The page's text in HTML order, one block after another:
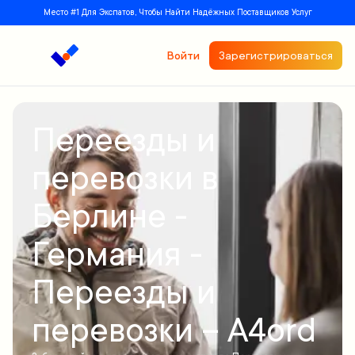
Место #1 Для Экспатов, Чтобы Найти Надёжных Поставщиков Услуг
Войти Зарегистрироваться
Переезды и
перевозки в
Берлине -
Германия -
Переезды и
перевозки – A4ord